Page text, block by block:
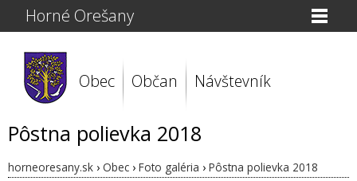
Horné Orešany
Obec Občan Návštevník
Pôstna polievka 2018
horneoresany.sk › Obec › Foto galéria › Pôstna polievka 2018